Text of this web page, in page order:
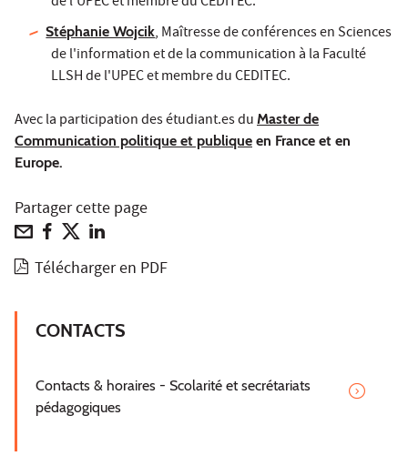
Stéphanie Wojcik, Maîtresse de conférences en Sciences
de l'information et de la communication à la Faculté
LLSH de l'UPEC et membre du CEDITEC.
Avec la participation des étudiant.es du Master de
Communication politique et publique en France et en
Europe.
Partager cette page
Télécharger en PDF
CONTACTS
Contacts & horaires - Scolarité et secrétariats
pédagogiques